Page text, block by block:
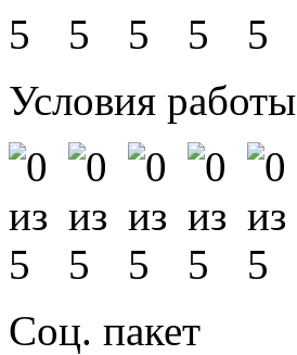
Условия работы
Соц. пакет